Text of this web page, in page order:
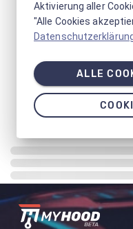
Aktivierung aller
"Alle Cookies
ALLE